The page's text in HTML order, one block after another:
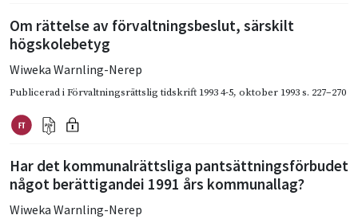
Om rättelse av förvaltningsbeslut, särskilt
högskolebetyg
Wiweka Warnling-Nerep
Publicerad iFörvaltningsrättslig tidskrift 1993 4-5, oktober 1993s. 227–270
Har det kommunalrättsliga pantsättningsförbudet
något berättigandei 1991 års kommunallag?
Wiweka Warnling-Nerep